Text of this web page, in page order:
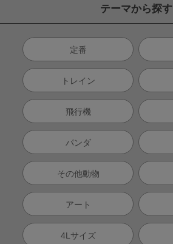
テーマから探す
定番
トレイン
飛行機
パンダ
その他動物
アート
4Lサイズ